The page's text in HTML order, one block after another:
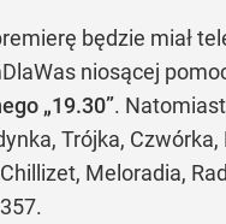
będzie miał
niosącej
„19.30”.
Trójka,
Meloradia,